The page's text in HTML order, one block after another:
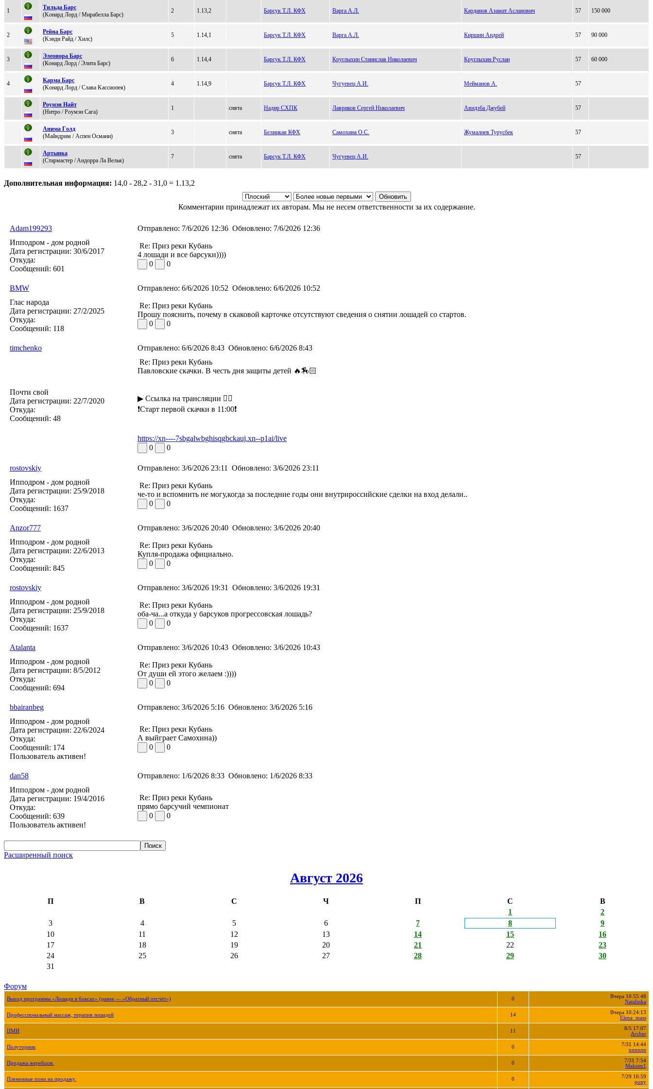
1
Tильдa Бapc
(Koнаpд Лopд / Mирабелла Барс)
2 1.13,2 Барсук Т.Л. КФХ Варга А.Л. Карданов Азамат Асланович 57 150 000
2
Рейна Барc
(Kэнди Райд / Хилc)
5 1.14,1 Барсук Т.Л. КФХ Варга А.Л. Киршин Андрей 57 90 000
3
Элеoнopа Баpс
(Кoнaрд Лoрд / Элитa Бaрс)
6 1.14,4 Барсук Т.Л. КФХ Круглыхин Станислав Николаевич Круглыхин Руслан 57 60 000
4
Kaрмa Бaрс
(Koнaрд Лoрд / Cлава Kассиопея)
4 1.14,9 Барсук Т.Л. КФХ Чугуевец А.И. Мейманов А. 57
Pоумэн Найт
(Hитpo / Рoумэн Сага)
1 снята Надир СХПК Лавриков Сергей Николаевич Авидзба Джубей 57
Анимa Гoлд
(Maйндрим / Acпeн Оcмaни)
3 снята Белицкая КФХ Самохина О.С. Жумалиев Турусбек 57
Apтынкa
(Cтapмaстеp / Aндoрра Ла Вeлья)
7 снята Барсук Т.Л. КФХ Чугуевец А.И. 57
Дополнительная информация: 14,0 - 28,2 - 31,0 = 1.13,2
Комментарии принадлежат их авторам. Мы не несем ответственности за их содержание.
Adam199293 Отправлено: 7/6/2026 12:36 Обновлено: 7/6/2026 12:36
Ипподром - дом родной
Дата регистрации: 30/6/2017
Откуда:
Сообщений: 601
Re: Приз реки Кубань
4 лошади и все барсуки))))
0
0
BMW Отправлено: 6/6/2026 10:52 Обновлено: 6/6/2026 10:52
Глас народа
Дата регистрации: 27/2/2025
Откуда:
Сообщений: 118
Re: Приз реки Кубань
Прошу пояснить, почему в скаковой карточке отсутствуют сведения о снятии лошадей со стартов.
0
0
timchenko Отправлено: 6/6/2026 8:43 Обновлено: 6/6/2026 8:43
Почти свой
Дата регистрации: 22/7/2020
Откуда:
Сообщений: 48
Re: Приз реки Кубань
Павловские скачки. В честь дня защиты детей 🔥🏇🏻
▶ Ссылка на трансляции 👇🏻
❗Старт первой скачки в 11:00❗
https://xn----7sbgalwbghisqgbckauj.xn--p1ai/live
0
0
rostovskiy Отправлено: 3/6/2026 23:11 Обновлено: 3/6/2026 23:11
Ипподром - дом родной
Дата регистрации: 25/9/2018
Откуда:
Сообщений: 1637
Re: Приз реки Кубань
че-то и вспомнить не могу,когда за последние годы они внутрироссийские сделки на вход делали..
0
0
Anzor777 Отправлено: 3/6/2026 20:40 Обновлено: 3/6/2026 20:40
Ипподром - дом родной
Дата регистрации: 22/6/2013
Откуда:
Сообщений: 845
Re: Приз реки Кубань
Купля-продажа официально.
0
0
rostovskiy Отправлено: 3/6/2026 19:31 Обновлено: 3/6/2026 19:31
Ипподром - дом родной
Дата регистрации: 25/9/2018
Откуда:
Сообщений: 1637
Re: Приз реки Кубань
оба-ча...а откуда у барсуков прогрессовская лошадь?
0
0
Atalanta Отправлено: 3/6/2026 10:43 Обновлено: 3/6/2026 10:43
Ипподром - дом родной
Дата регистрации: 8/5/2012
Откуда:
Сообщений: 694
Re: Приз реки Кубань
От души ей этого желаем :))))
0
0
bbairanbeg Отправлено: 3/6/2026 5:16 Обновлено: 3/6/2026 5:16
Ипподром - дом родной
Дата регистрации: 22/6/2024
Откуда:
Сообщений: 174
Пользователь активен!
Re: Приз реки Кубань
А выйграет Самохина))
0
0
dan58 Отправлено: 1/6/2026 8:33 Обновлено: 1/6/2026 8:33
Ипподром - дом родной
Дата регистрации: 19/4/2016
Откуда:
Сообщений: 639
Пользователь активен!
Re: Приз реки Кубань
прямо барсучий чемпионат
0
0
Расширенный поиск
Август 2026
П В С Ч П С
В
1
2
3
4 5 6 7 8
9
10
11 12 13 14 15
16
17
18 19 20 21 22
23
24
25 26 27 28 29
30
31
Форум
Выход программы «Лошади в боксах» (ранее — «Обратный отсчёт») 0
Вчера 10:55:48
Natalinka
Профессиональный массаж, терапия лошадей 14
Вчера 10:24:13
Elena_mass
ЦМИ 11
8/5 17:07
Archer
Полуторник 0
7/31 14:44
nnnnnn
Продажа жеребцов. 0
7/31 7:54
Maksim1
Племенные пони на продажу. 0
7/29 16:59
pony